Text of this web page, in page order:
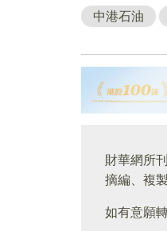
中港石油
財華網所
摘編、複
如有意願